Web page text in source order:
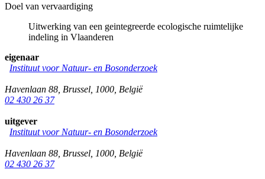
Doel van vervaardiging
Uitwerking van een geintegreerde ecologische ruimtelijke
indeling in Vlaanderen
eigenaar
Instituut voor Natuur- en Bosonderzoek
Havenlaan 88 Brussel 1000 België
02 430 26 37
uitgever
Instituut voor Natuur- en Bosonderzoek
Havenlaan 88 Brussel 1000 België
02 430 26 37